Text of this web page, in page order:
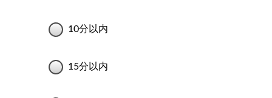
10分以内
15分以内